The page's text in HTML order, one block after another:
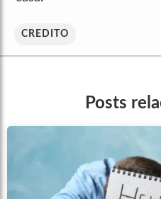
CREDITO
Posts